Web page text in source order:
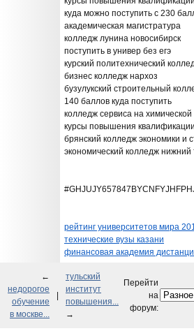
куда можно поступить с 230
академическая магистратура
колледж лунина новосибирск
поступить в универ без егэ
курский политехнический
бизнес колледж нархоз
бузулукский строительный
140 баллов куда поступить
колледж сервиса на химической
курсы повышения
брянский колледж экономики и
экономический колледж
рейтинг университетов мира
технические вузы казани
финансовая академия
←
недорогое
обучение
в москве...
тульский
институт
повышения...
→
Перейти
на
форум: